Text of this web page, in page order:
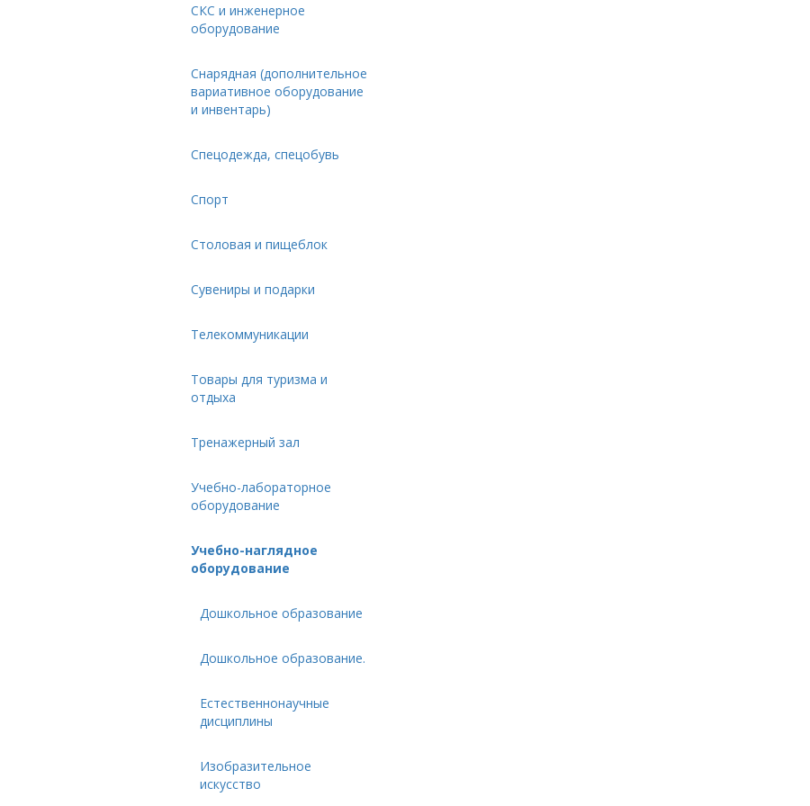
СКС и инженерное
оборудование
Снарядная (дополнительное
вариативное оборудование
и инвентарь)
Спецодежда, спецобувь
Спорт
Столовая и пищеблок
Сувениры и подарки
Телекоммуникации
Товары для туризма и
отдыха
Тренажерный зал
Учебно-лабораторное
оборудование
Учебно-наглядное
оборудование
Дошкольное образование
Дошкольное образование.
Естественнонаучные
дисциплины
Изобразительное
искусство